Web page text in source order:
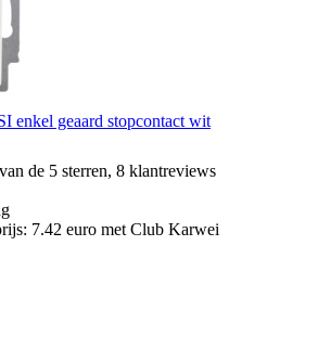
enkel geaard stopcontact wit
de 5 sterren, 8 klantreviews
7.42 euro met Club Karwei